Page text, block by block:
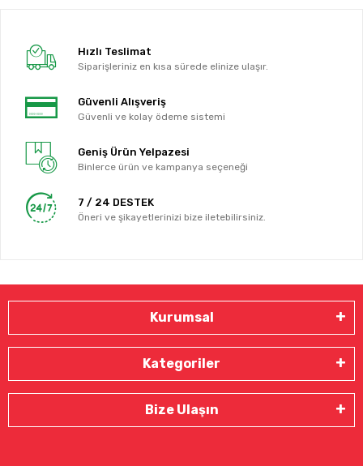
Hızlı Teslimat
Siparişleriniz en kısa sürede elinize ulaşır.
Güvenli Alışveriş
Güvenli ve kolay ödeme sistemi
Geniş Ürün Yelpazesi
Binlerce ürün ve kampanya seçeneği
7 / 24 DESTEK
Öneri ve şikayetlerinizi bize iletebilirsiniz.
Kurumsal
Kategoriler
Bize Ulaşın